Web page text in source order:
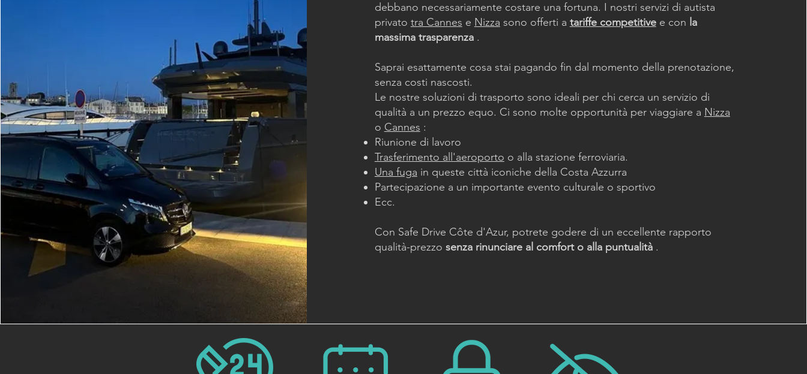
debbano necessariamente costare una fortuna. I nostri servizi di autista
privato tra Cannes e Nizza sono offerti a tariffe competitivee con la
massima trasparenza.
Saprai esattamente cosa stai pagando fin dal momento della prenotazione,
senza costi nascosti.
Le nostre soluzioni di trasporto sono ideali per chi cerca un servizio di
qualità a un prezzo equo. Ci sono molte opportunità per viaggiare a Nizza
o Cannes :
Riunione di lavoro
Trasferimento all'aeroporto o alla stazione ferroviaria.
Una fuga in queste città iconiche della Costa Azzurra
Partecipazione a un importante evento culturale o sportivo
Ecc.
Con Safe Drive Côte d'Azur, potrete godere di un eccellente rapporto
qualità-prezzo senza rinunciare al comfort o alla puntualità.